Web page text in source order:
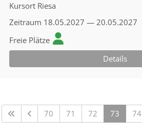
Kursort Riesa
Zeitraum 18.05.2027 — 20.05.2027
Freie Plätze
Details
70 71 72 73 74